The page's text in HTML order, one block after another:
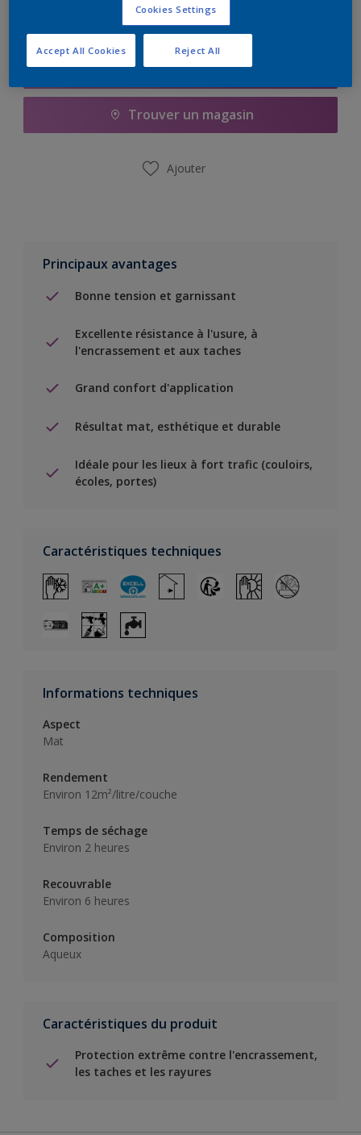
Ajouter à la liste d’achats
Trouver un magasin
Ajouter
Principaux avantages
Bonne tension et garnissant
Excellente résistance à l'usure, à
l'encrassement et aux taches
Grand confort d'application
Résultat mat, esthétique et durable
Idéale pour les lieux à fort trafic (couloirs,
écoles, portes)
Caractéristiques techniques
Informations techniques
Aspect
Mat
Rendement
Environ 12m²/litre/couche
Temps de séchage
Environ 2 heures
Recouvrable
Environ 6 heures
Composition
Aqueux
Caractéristiques du produit
Protection extrême contre l'encrassement,
les taches et les rayures
Cookies Settings
Reject All
Accept All Cookies